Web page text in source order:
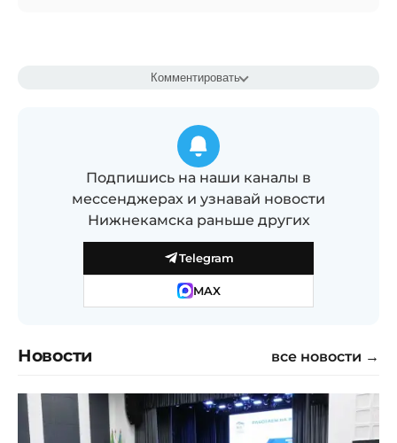
Комментировать
Подпишись на наши каналы в
мессенджерах и узнавай новости
Нижнекамска раньше других
Telegram
MAX
Новости все новости →